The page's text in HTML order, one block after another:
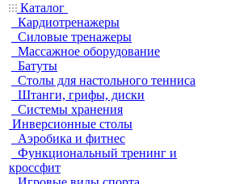
Каталог
Кардиотренажеры
Силовые тренажеры
Массажное оборудование
Батуты
Столы для настольного тенниса
Штанги, грифы, диски
Системы хранения
Инверсионные столы
Аэробика и фитнес
Функциональный тренинг и
кроссфит